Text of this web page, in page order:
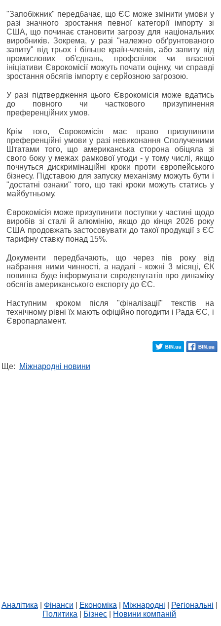
"Запобіжник" передбачає, що ЄС може змінити умови у
разі значного зростання певної категорії імпорту зі
США, що починає становити загрозу для національних
виробників. Зокрема, у разі "належно обґрунтованого
запиту" від трьох і більше країн-членів, або запиту від
промислових об'єднань, профспілок чи власної
ініціативи Єврокомісії можуть почати оцінку, чи справді
зростання обсягів імпорту є серйозною загрозою.
У разі підтвердження цього Єврокомісія може вдатись
до повного чи часткового призупинення
преференційних умов.
Крім того, Єврокомісія має право призупинити
преференційні умови у разі невиконання Сполученими
Штатами того, що американська сторона обіцяла зі
свого боку у межах рамкової угоди - у тому числі, якщо
почнуться дискримінаційні кроки проти європейського
бізнесу. Підставою для запуску механізму можуть бути і
"достатні ознаки" того, що такі кроки можуть статись у
майбутньому.
Єврокомісія може призупинити поступки у частині щодо
виробів зі сталі й алюмінію, якщо до кінця 2026 року
США продовжать застосовувати до такої продукції з ЄС
тарифну ставку понад 15%.
Документи передбачають, що через пів року від
набрання ними чинності, а надалі - кожні 3 місяці, ЄК
повинна буде інформувати євродепутатів про динаміку
обсягів американського експорту до ЄС.
Наступним кроком після "фіналізації" текстів на
технічному рівні їх мають офіційно погодити і Рада ЄС, і
Європарламент.
Ще: Міжнародні новини
Аналітика Фінанси Економіка Міжнародні Регіональні
Политика
Бізнес Новини компаній